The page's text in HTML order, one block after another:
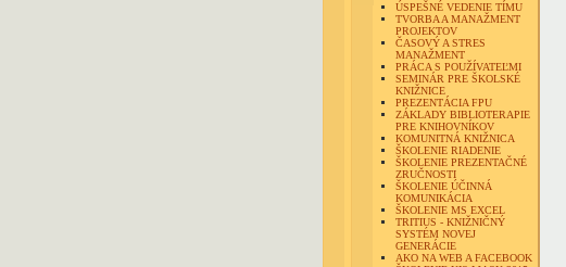
ÚSPEŠNÉ VEDENIE TÍMU
TVORBA A MANAŽMENT
PROJEKTOV
ČASOVÝ A STRES
MANAŽMENT
PRÁCA S POUŽÍVATEĽMI
SEMINÁR PRE ŠKOLSKÉ
KNIŽNICE
PREZENTÁCIA FPU
ZÁKLADY BIBLIOTERAPIE
PRE KNIHOVNÍKOV
KOMUNITNÁ KNIŽNICA
ŠKOLENIE RIADENIE
ŠKOLENIE PREZENTAČNÉ
ZRUČNOSTI
ŠKOLENIE ÚČINNÁ
KOMUNIKÁCIA
ŠKOLENIE MS EXCEL
TRITIUS - KNIŽNIČNÝ
SYSTÉM NOVEJ
GENERÁCIE
AKO NA WEB A FACEBOOK